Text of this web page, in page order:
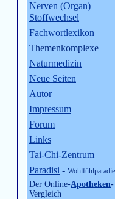
Nerven (Organ)
Stoffwechsel
Fachwortlexikon
Themenkomplexe
Naturmedizin
Neue Seiten
Autor
Impressum
Forum
Links
Tai-Chi-Zentrum
Paradisi -
Der Online-Apotheken-
Vergleich